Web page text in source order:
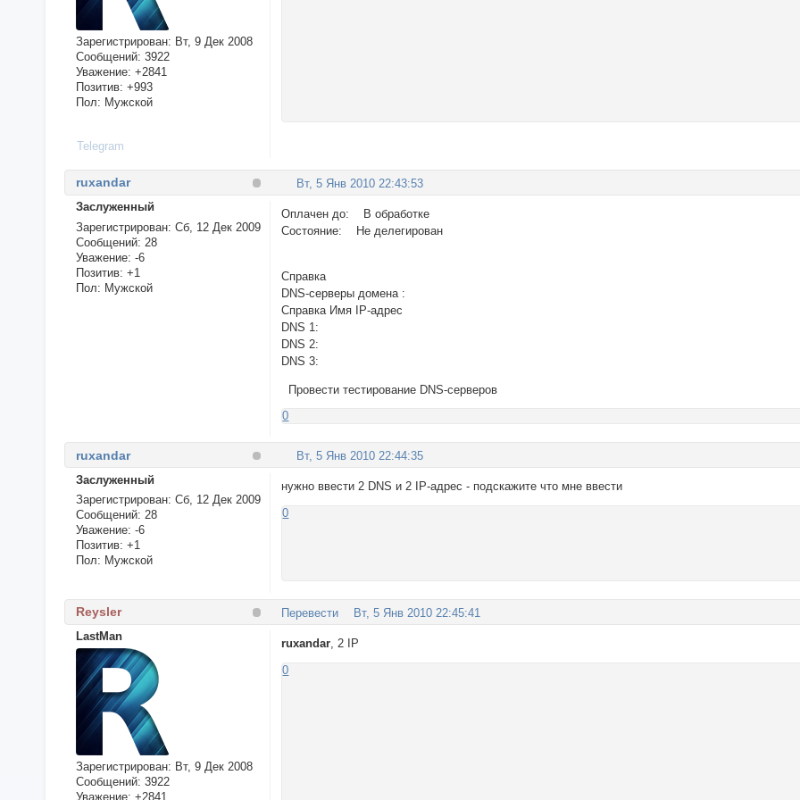
Зарегистрирован: Вт, 9 Дек 2008
Сообщений: 3922
Уважение: +2841
Позитив: +993
Пол: Мужской
Telegram
Вт, 5 Янв 2010 22:43:53
ruxandar
Заслуженный
Зарегистрирован: Сб, 12 Дек 2009
Сообщений: 28
Уважение: -6
Позитив: +1
Пол: Мужской
Оплачен до: В обработке
Состояние: Не делегирован
Справка
DNS-серверы домена :
Справка Имя IP-адрес
DNS 1:
DNS 2:
DNS 3:
Провести тестирование DNS-серверов
0
Вт, 5 Янв 2010 22:44:35
ruxandar
Заслуженный
Зарегистрирован: Сб, 12 Дек 2009
Сообщений: 28
Уважение: -6
Позитив: +1
Пол: Мужской
нужно ввести 2 DNS и 2 IP-адрес - подскажите что мне ввести
0
Перевести Вт, 5 Янв 2010 22:45:41
Reysler
LastMan
Зарегистрирован: Вт, 9 Дек 2008
Сообщений: 3922
Уважение: +2841
ruxandar , 2 IP
0